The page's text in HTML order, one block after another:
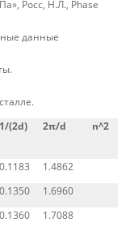
Росс, Н.Л., Phase
данные
1/(2d) 2π/d n^2
0.1183
1.4862
0.1350
1.6960
0.1360
1.7088